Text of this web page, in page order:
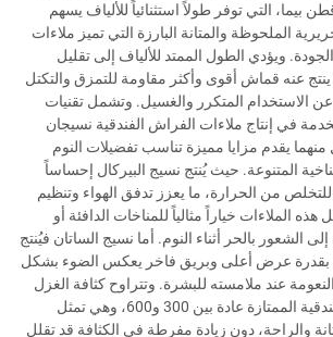
التي توفر طولاً استثنائياً للألياف يسهم
الملحوظة والمتانة البارزة التي تميز ملاءات
ويؤدي الطول الممتد للألياف إلى تقليل
عنه قماش أقوى وأكثر مقاومة للتمزق والتكتل
عن الاستخدام المتكرر والغسيل. وتشمل تقنيات
في إنتاج ملاءات الفراش الفندقية نسيجان
منهما يقدم مزايا مميزة تناسب تفضيلات النوم
المتنوعة. حيث يُنتج نسيج البيركال إحساساً
للتخلص من الحرارة، ما يعزز تدفق الهواء وتنظيم
الملاءات خياراً مثالياً للمناخات الدافئة أو
الشعور بالحر أثناء النوم. أما نسيج الساتان فيُنتج
بقدرة عرض أعلى وبريق فاخر يعكس الضوء بشكل
عند ملامسته للبشرة. وتتراوح كثافة الغزل
في ملاءات الفراش الفندقية الممتازة عادة بين 300 و600، وهي تمثل
والراحة، دون زيادة مفرطة في الكثافة قد تقلل